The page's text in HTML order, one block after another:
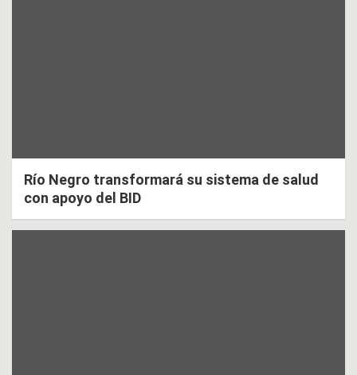
Río Negro transformará su sistema de salud
con apoyo del BID